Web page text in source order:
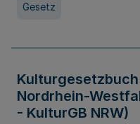
Gesetz
Nordrhein-
- KulturGB NRW)